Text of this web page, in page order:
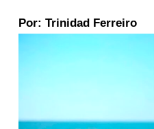
Por: Trinidad Ferreiro